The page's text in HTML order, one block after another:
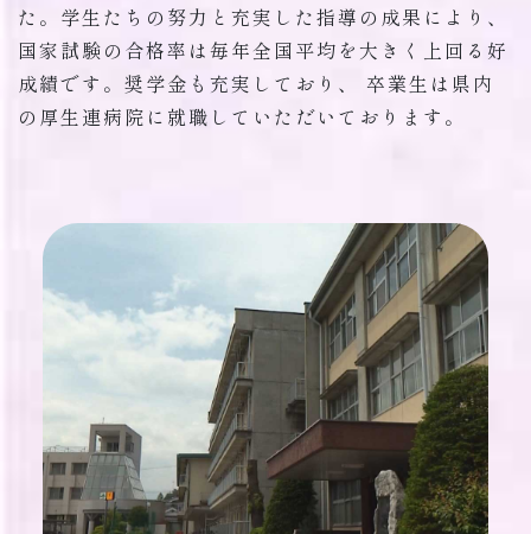
た。学生たちの努力と充実した指導の成果により、
国家試験の合格率は毎年全国平均を大きく上回る好
成績です。奨学金も充実しており、 卒業生は県内
の厚生連病院に就職していただいております。